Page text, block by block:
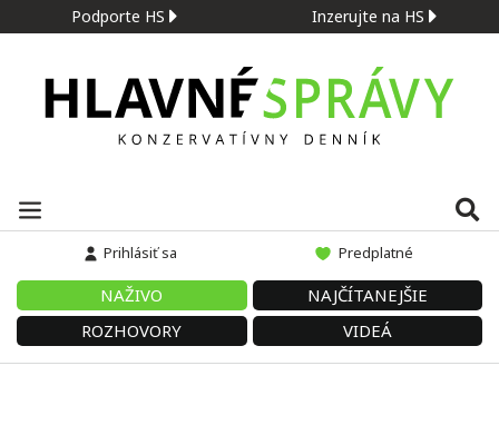
Podporte HS Inzerujte na HS
Prihlásiť sa Predplatné
NAŽIVO
NAJČÍTANEJŠIE
ROZHOVORY
VIDEÁ